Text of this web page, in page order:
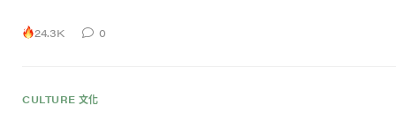
24.3K 0
CULTURE 文化